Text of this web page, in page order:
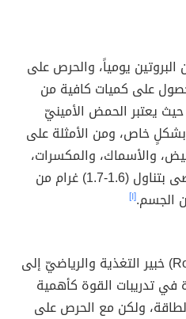
يومياً، والحرص على
على كميات كافية من
يعتبر الحمض الأمينيّ
بشكلٍ خاص، ومن الأمثلة على
والأسماك، والمكسرات،
والبقوليات، والبذور، حيث يوصى بتناول (1.6-1.7) غرام من
الجسم.[١]
يشير روب سكينر (Rob Skinner) خبير التغذية والرياضيّ إلى
في تدريبات القوة كأهمية
ولكن مع الحرص على